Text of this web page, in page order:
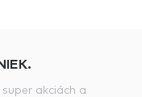
akciách a